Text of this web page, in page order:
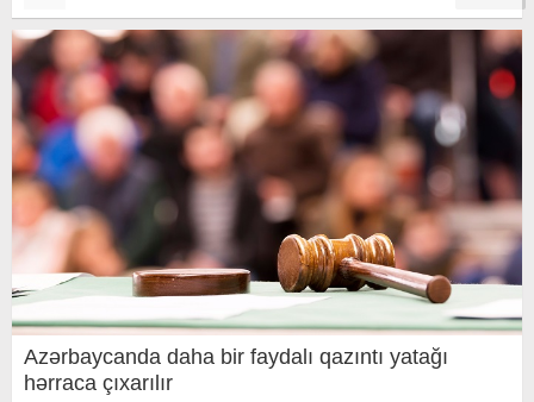
Azərbaycanda daha bir faydalı qazıntı yatağı
hərraca çıxarılır